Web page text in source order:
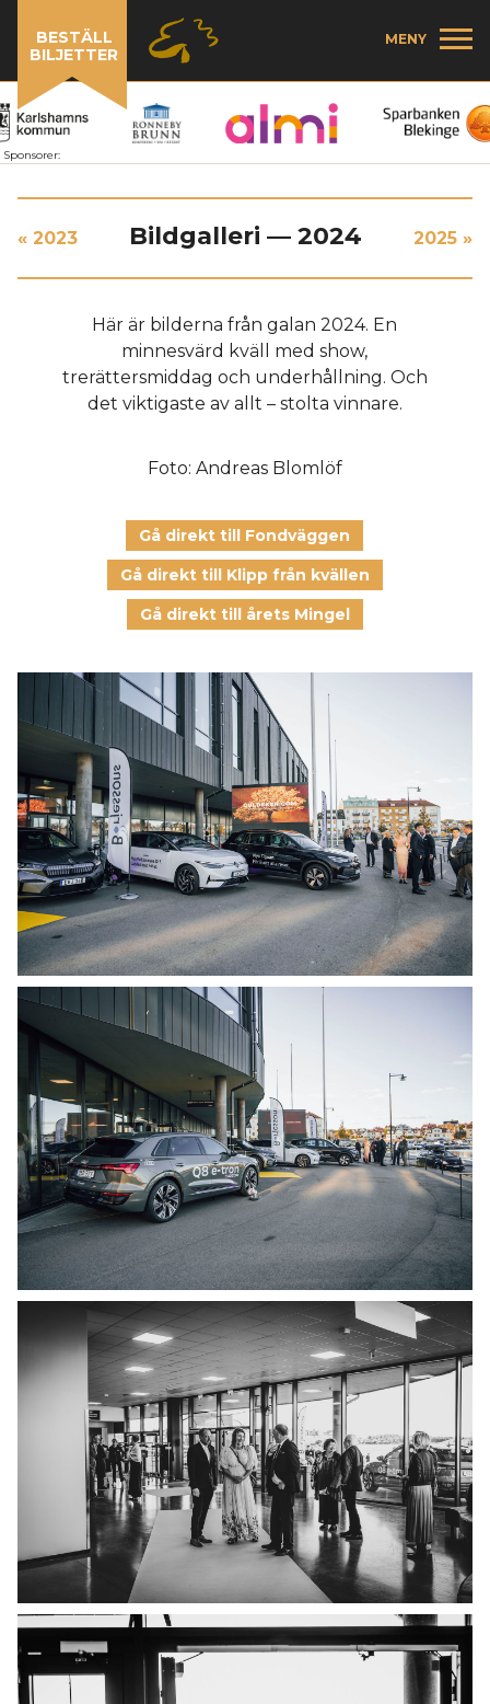
BESTÄLL
BILJETTER
MENY
Sponsorer:
« 2023 Bildgalleri — 2024 2025 »
Här är bilderna från galan 2024. En
minnesvärd kväll med show,
trerättersmiddag och underhållning. Och
det viktigaste av allt – stolta vinnare.
Foto: Andreas Blomlöf
Gå direkt till Fondväggen
Gå direkt till Klipp från kvällen
Gå direkt till årets Mingel